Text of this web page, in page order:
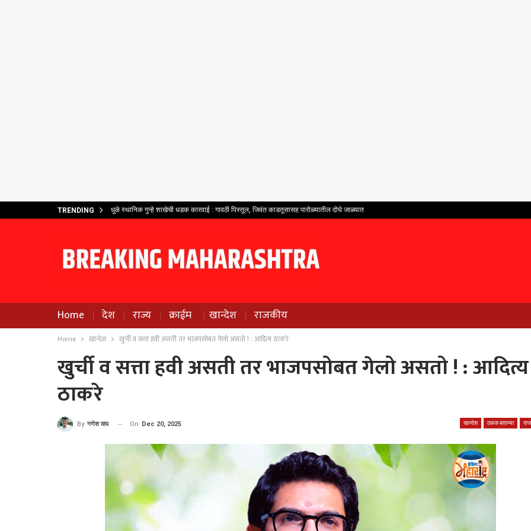
TRENDING धुळे स्थानिक गुन्हे शाखेची धडक कारवाई : गावठी पिस्तूल, जिवंत काडतूसासह पारोळ्यातील दोघे जाळ्यात
Home देश राज्य क्राईम खान्देश राजकीय
Home खान्देश खुर्ची व सत्ता हवी असती तर भाजपसोबत गेलो असतो ! : आदित्य ठाकरे
खुर्ची व सत्ता हवी असती तर भाजपसोबत गेलो असतो ! : आदित्य
ठाकरे
खान्देश ठळक बातम्या
By गणेश वाघ On Dec 20, 2025